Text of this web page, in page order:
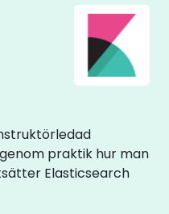
praktik hur man
Elasticsearch